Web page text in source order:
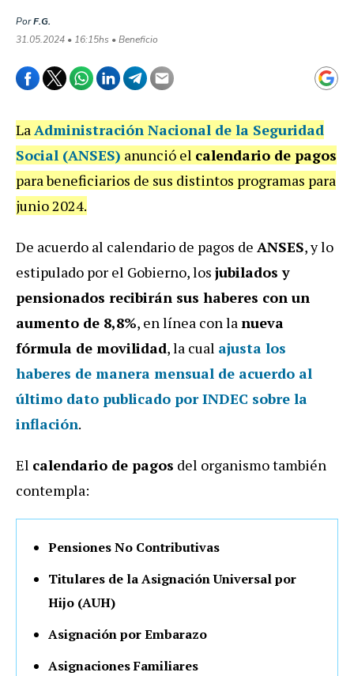
PorF.G.
31.05.2024 • 16:15hs • Beneficio
LaAdministración Nacional de la Seguridad
Social (ANSES) anunció el calendario de pagos
para beneficiarios de sus distintos programas para
junio 2024.
De acuerdo al calendario de pagos de ANSES, y lo
estipulado por el Gobierno, los jubilados y
pensionados recibirán sus haberes con un
aumento de 8,8%, en línea con lanueva
fórmula de movilidad, la cual ajusta los
haberes de manera mensual de acuerdo al
último dato publicado por INDEC sobre la
inflación.
El calendario de pagos del organismo también
contempla:
Pensiones No Contributivas
Titulares de la Asignación Universal por
Hijo (AUH)
Asignación por Embarazo
Asignaciones Familiares